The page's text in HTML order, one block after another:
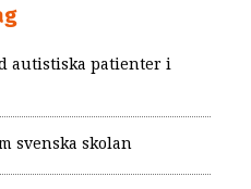
autistiska patienter i
svenska skolan